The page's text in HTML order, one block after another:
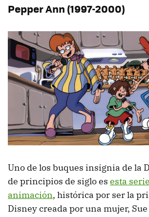
Pepper Ann (1997-2000)
Uno de los buques insignia de la
de principios de siglo es esta
animación, histórica por ser la
Disney creada por una mujer, Sue